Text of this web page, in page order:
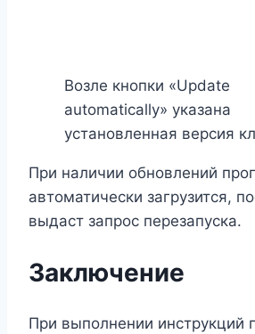
Возле кнопки «Update
automatically» указана
установленная версия
При наличии обновлений
автоматически загрузится,
выдаст запрос перезапуска.
Заключение
При выполнении инструкций